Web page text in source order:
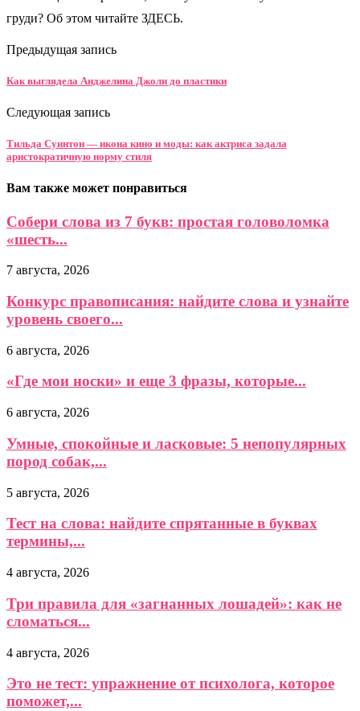
груди? Об этом читайте ЗДЕСЬ.
Предыдущая запись
Как выглядела Анджелина Джоли до пластики
Следующая запись
Тильда Суинтон — икона кино и моды: как актриса задала
аристократичную норму стиля
Вам также может понравиться
Собери слова из 7 букв: простая головоломка
«шесть...
7 августа, 2026
Конкурс правописания: найдите слова и узнайте
уровень своего...
6 августа, 2026
«Где мои носки» и еще 3 фразы, которые...
6 августа, 2026
Умные, спокойные и ласковые: 5 непопулярных
пород собак,...
5 августа, 2026
Тест на слова: найдите спрятанные в буквах
термины,...
4 августа, 2026
Три правила для «загнанных лошадей»: как не
сломаться...
4 августа, 2026
Это не тест: упражнение от психолога, которое
поможет,...